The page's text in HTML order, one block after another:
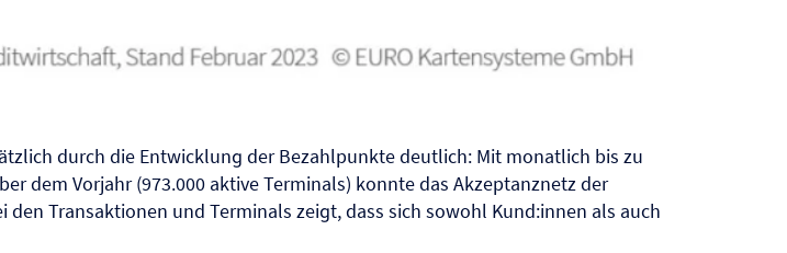
durch die Entwicklung der Bezahlpunkte deutlich: Mit monatlich bis zu
dem Vorjahr (973.000 aktive Terminals) konnte das Akzeptanznetz der
Transaktionen und Terminals zeigt, dass sich sowohl Kund:innen als auch